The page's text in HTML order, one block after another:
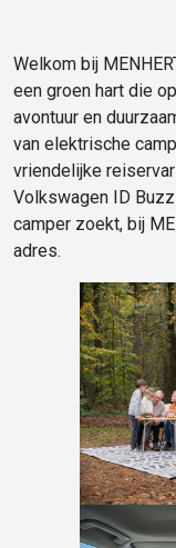
Welkom bij
een groen hart die
avontuur en
van elektrische
vriendelijke
Volkswagen ID
camper zoekt, bij
adres.